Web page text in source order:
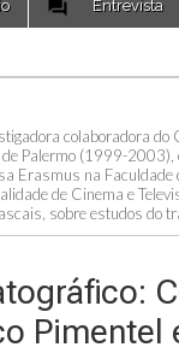
Entrevista
colaboradora do
Palermo (1999-
Erasmus na
de Cinema e
sobre estudos do
Pimentel